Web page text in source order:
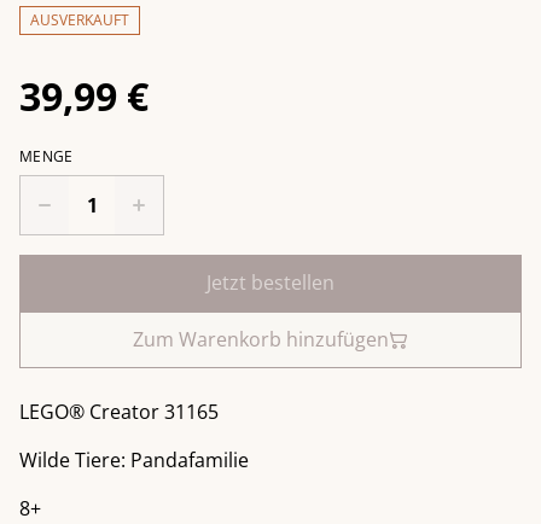
AUSVERKAUFT
39,99 €
MENGE
Jetzt bestellen
Zum Warenkorb hinzufügen
LEGO® Creator 31165
Wilde Tiere: Pandafamilie
8+